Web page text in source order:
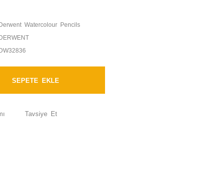
Watercolour Pencils
SEPETE EKLE
Tavsiye Et